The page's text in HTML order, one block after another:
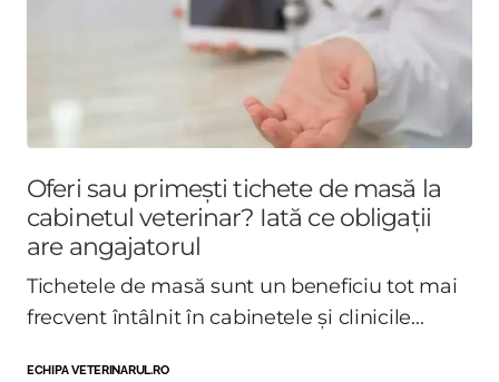
Oferi sau primești tichete de masă la
cabinetul veterinar? Iată ce obligații
are angajatorul
Tichetele de masă sunt un beneficiu tot mai
frecvent întâlnit în cabinetele și clinicile...
ECHIPA VETERINARUL.RO